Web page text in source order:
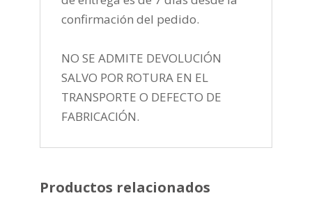
confirmación del pedido.
NO SE ADMITE DEVOLUCIÓN
SALVO POR ROTURA EN EL
TRANSPORTE O DEFECTO DE
FABRICACIÓN.
Productos relacionados